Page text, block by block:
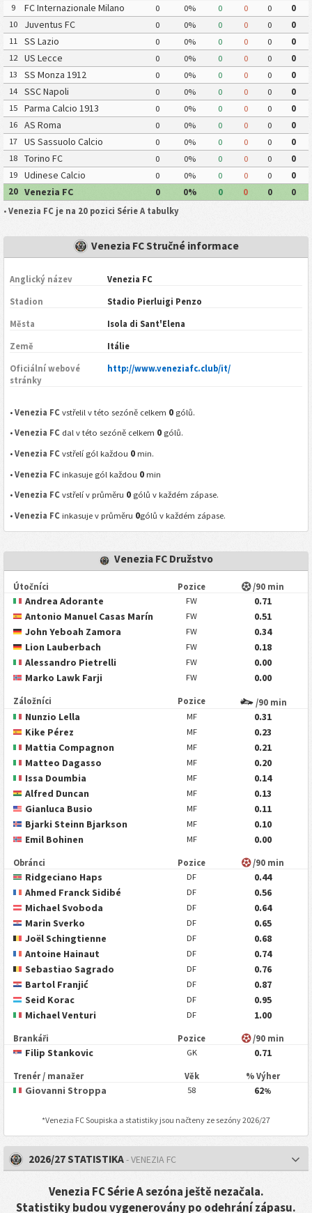
9
FC Internazionale Milano 0 0% 0 0 0
0
10
Juventus FC 0 0% 0 0 0
0
11
SS Lazio 0 0% 0 0 0
0
12
US Lecce 0 0% 0 0 0
0
13
SS Monza 1912 0 0% 0 0 0
0
14
SSC Napoli 0 0% 0 0 0
0
15
Parma Calcio 1913 0 0% 0 0 0
0
16
AS Roma 0 0% 0 0 0
0
17
US Sassuolo Calcio 0 0% 0 0 0
0
18
Torino FC 0 0% 0 0 0
0
19
Udinese Calcio 0 0% 0 0 0
0
20
Venezia FC 0 0% 0 0 0
0
• Venezia FC je na 20 pozici Série A tabulky
Venezia FC Stručné informace
Anglický název Venezia FC
Stadion Stadio Pierluigi Penzo
Města Isola di Sant'Elena
Země Itálie
Oficiální webové
stránky
http://www.veneziafc.club/it/
•Venezia FC vstřelil v této sezóně celkem 0 gólů.
•Venezia FC dal v této sezóně celkem 0 gólů.
•Venezia FC vstřelí gól každou 0 min.
•Venezia FC inkasuje gól každou 0 min
•Venezia FC vstřelí v průměru 0 gólů v každém zápase.
•Venezia FC inkasuje v průměru 0gólů v každém zápase.
Venezia FC Družstvo
Útočníci Pozice /90 min
Andrea Adorante FW
0.71
Antonio Manuel Casas Marín
FW
0.51
John Yeboah Zamora
FW
0.34
Lion Lauberbach
FW
0.18
Alessandro Pietrelli
FW
0.00
Marko Lawk Farji
FW 0.00
Záložníci Pozice /90 min
Nunzio Lella MF
0.31
Kike Pérez
MF
0.23
Mattia Compagnon
MF
0.21
Matteo Dagasso
MF
0.20
Issa Doumbia
MF
0.14
Alfred Duncan
MF
0.13
Gianluca Busio
MF
0.11
Bjarki Steinn Bjarkson
MF
0.10
Emil Bohinen
MF 0.00
Obránci Pozice /90 min
Ridgeciano Haps DF
0.44
Ahmed Franck Sidibé
DF
0.56
Michael Svoboda
DF
0.64
Marin Sverko
DF
0.65
Joël Schingtienne
DF
0.68
Antoine Hainaut
DF
0.74
Sebastiao Sagrado
DF
0.76
Bartol Franjić
DF
0.87
Seid Korac
DF
0.95
Michael Venturi
DF 1.00
Brankáři Pozice /90 min
Filip Stankovic GK 0.71
Trenér / manažer Věk % Výher
Giovanni Stroppa 58 62%
*Venezia FCSoupiska a statistiky jsou načteny ze sezóny 2026/27
2026/27 STATISTIKA- VENEZIA FC
Venezia FC Série A sezóna ještě nezačala.
Statistiky budou vygenerovány po odehrání zápasu.